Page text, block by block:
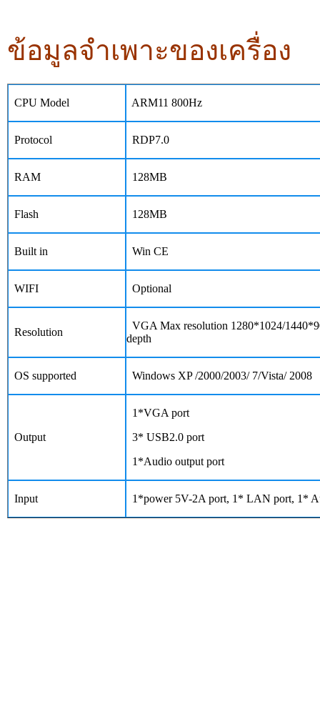
ข้อมูลจำเพาะของเครื่อง
CPU Model ARM11 800Hz
Protocol RDP7.0
RAM 128MB
Flash 128MB
Built in Win CE
WIFI Optional
Resolution
VGA Max resolution 1280*1024/
depth
OS supported Windows XP /2000/2003/ 7/Vista/ 2008
Output
1*VGA port
3* USB2.0 port
1*Audio output port
Input 1*power 5V-2A port, 1* LAN port, 1*